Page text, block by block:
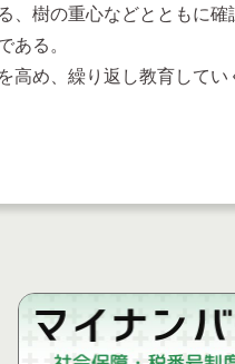
樹の重心などとともに確
ある。
め、繰り返し教育してい